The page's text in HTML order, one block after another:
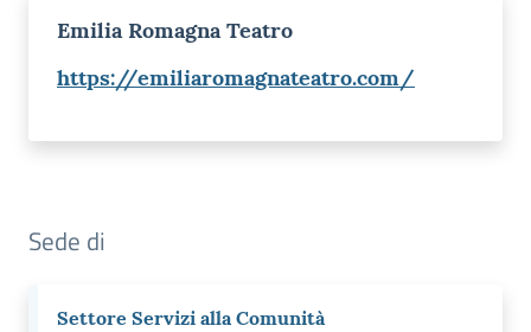
Emilia Romagna Teatro
https://emiliaromagnateatro.com/
Sede di
Settore Servizi alla Comunità